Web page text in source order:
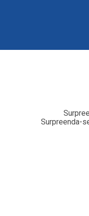
Surpreenda-